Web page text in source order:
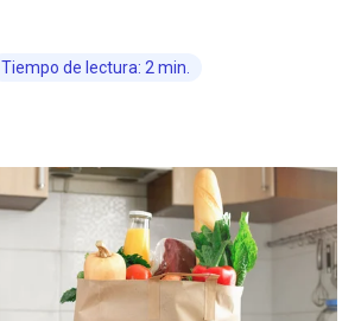
Tiempo de lectura: 2 min.